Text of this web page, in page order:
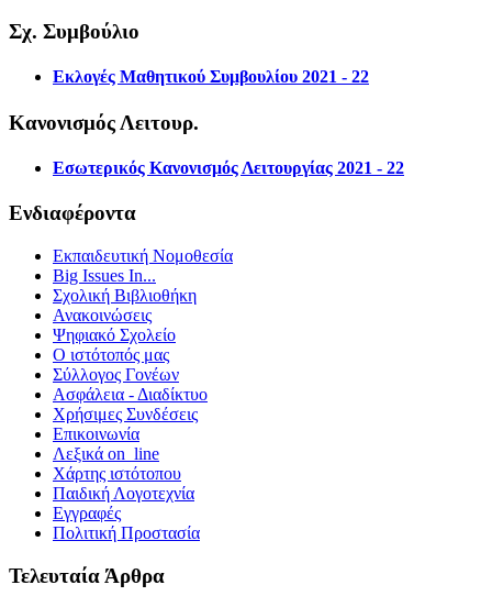
Σχ. Συμβούλιο
Εκλογές Μαθητικού Συμβουλίου 2021 - 22
Κανονισμός Λειτουρ.
Εσωτερικός Κανονισμός Λειτουργίας 2021 - 22
Ενδιαφέροντα
Εκπαιδευτική Νομοθεσία
Big Issues In...
Σχολική Βιβλιοθήκη
Ανακοινώσεις
Ψηφιακό Σχολείο
Ο ιστότοπός μας
Σύλλογος Γονέων
Ασφάλεια - Διαδίκτυο
Χρήσιμες Συνδέσεις
Επικοινωνία
Λεξικά on_line
Χάρτης ιστότοπου
Παιδική Λογοτεχνία
Εγγραφές
Πολιτική Προστασία
Τελευταία Άρθρα